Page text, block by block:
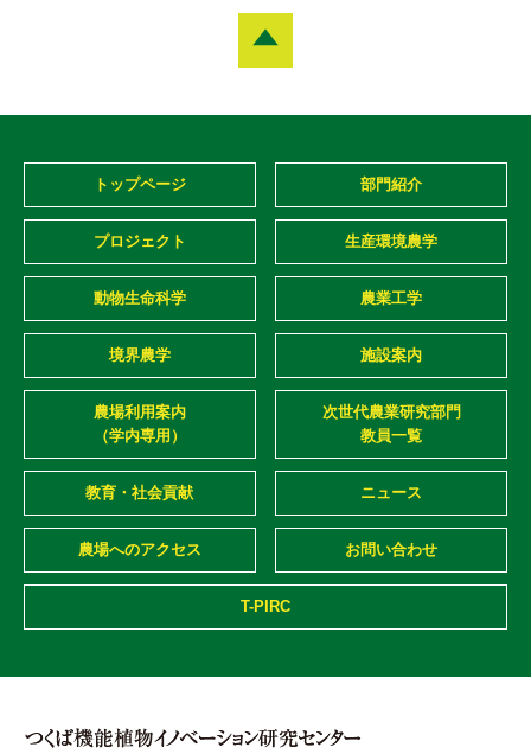
トップページ 部門紹介
プロジェクト 生産環境農学
動物生命科学 農業工学
境界農学 施設案内
農場利用案内
（学内専用）
次世代農業研究部門
教員一覧
教育・社会貢献 ニュース
農場へのアクセス お問い合わせ
T-PIRC